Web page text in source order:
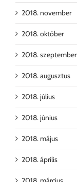
2018. november
2018. október
2018. szeptember
2018. augusztus
2018. július
2018. június
2018. május
2018. április